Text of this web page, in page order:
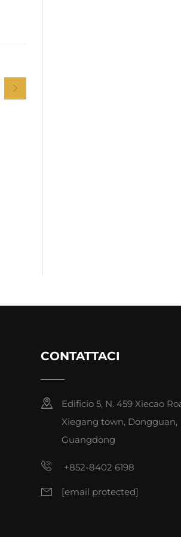
CONTATTACI
Edificio 5, N. 459 Xiecao
Xiegang town, Dongguan,
Guangdong
+852-8402 6198
[email protected]